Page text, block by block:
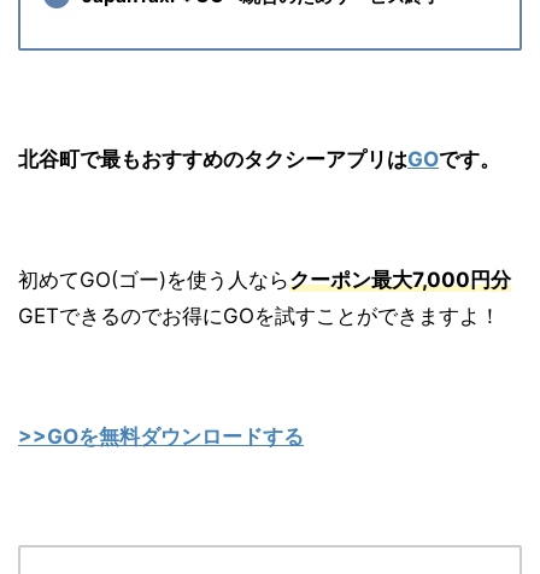
北谷町で最もおすすめのタクシーアプリはGOです。
初めてGO(ゴー)を使う人ならクーポン最大7,000円分
GETできるのでお得にGOを試すことができますよ！
>>GOを無料ダウンロードする